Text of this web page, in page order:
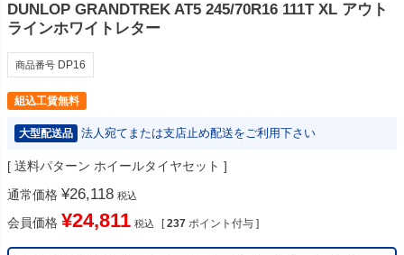
DUNLOP GRANDTREK AT5 245/70R16 111T XL アウト
ラインホワイトレター
商品番号 DP16
組込工賃無料
大型配送品 法人宛てまたは支店止め配送をご利用下さい
送料パターン ホイールタイヤセット
通常価格 ¥26,118 税込
会員価格 ¥24,811 税込 [ 237 ポイント付与 ]